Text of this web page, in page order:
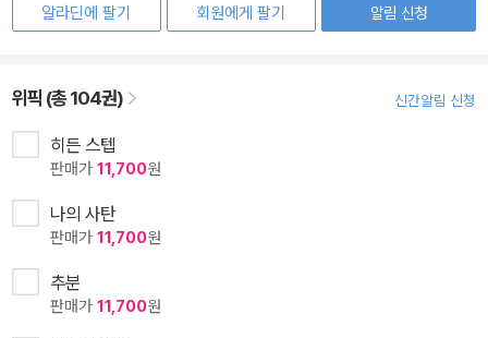
알라딘에 팔기
회원에게 팔기
알림 신청
위픽 (총 104권) 신간알림 신청
히든 스텝
판매가 11,700원
나의 사탄
판매가 11,700원
추분
판매가 11,700원